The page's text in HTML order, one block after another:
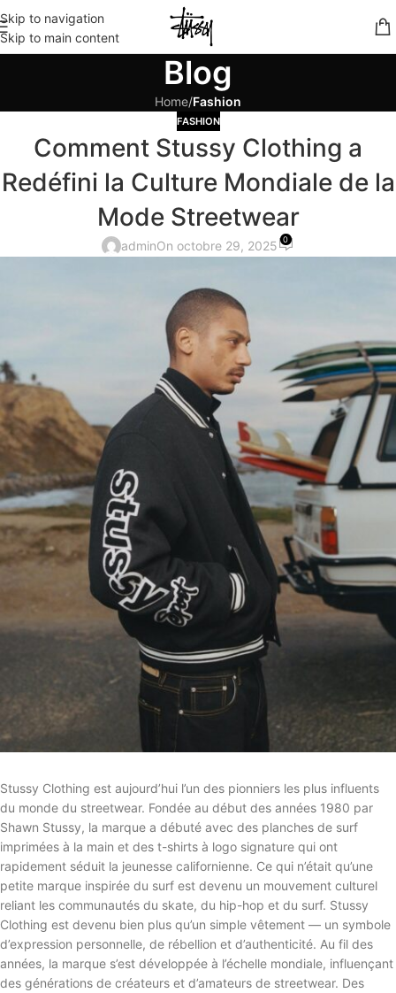
Skip to navigation
Skip to main content
Blog
Home/Fashion
FASHION
Comment Stussy Clothing a
Redéfini la Culture Mondiale de la
Mode Streetwear
adminOn octobre 29, 2025 0
Stussy Clothing est aujourd’hui l’un des pionniers les plus influents
du monde du streetwear. Fondée au début des années 1980 par
Shawn Stussy, la marque a débuté avec des planches de surf
imprimées à la main et des t-shirts à logo signature qui ont
rapidement séduit la jeunesse californienne. Ce qui n’était qu’une
petite marque inspirée du surf est devenu un mouvement culturel
reliant les communautés du skate, du hip-hop et du surf. Stussy
Clothing est devenu bien plus qu’un simple vêtement — un symbole
d’expression personnelle, de rébellion et d’authenticité. Au fil des
années, la marque s’est développée à l’échelle mondiale, influençant
des générations de créateurs et d’amateurs de streetwear. Des